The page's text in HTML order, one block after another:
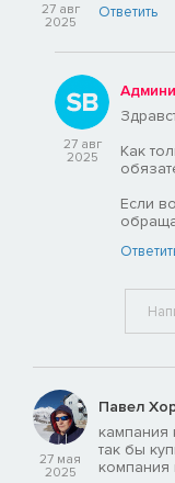
27 авг
2025
Ответить
27 авг
2025
Как
Если
27 мая
2025
Павел
кампания
так бы
компания